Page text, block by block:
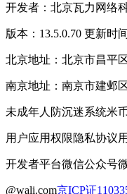
开发者：北京瓦力网络
版本：13.5.0.70 更新时
北京地址：北京市昌平
南京地址：南京市建邺
未成年人防沉迷系统米
用户应用权限隐私协议
开发者平台微信公众号
@wali.com京ICP证